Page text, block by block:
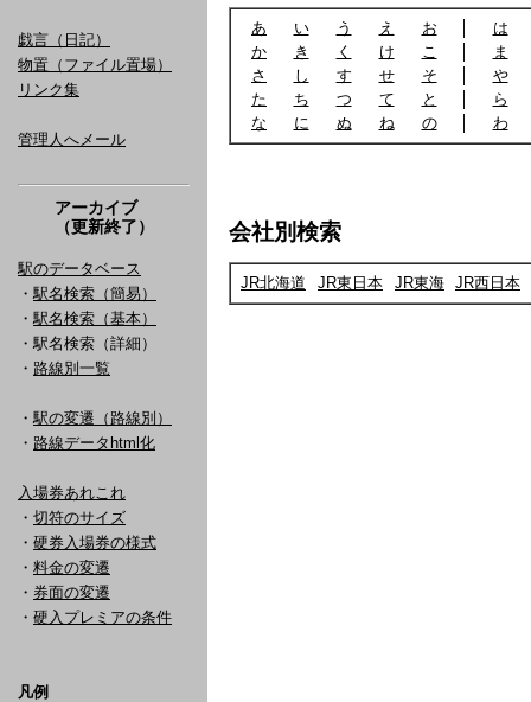
戯言（日記）
物置（ファイル置場）
リンク集
管理人へメール
アーカイブ
（更新終了）
駅のデータベース
・ 駅名検索（簡易）
・ 駅名検索（基本）
・駅名検索（詳細）
・ 路線別一覧
・ 駅の変遷（路線別）
・ 路線データhtml化
入場券あれこれ
・ 切符のサイズ
・ 硬券入場券の様式
・ 料金の変遷
・ 券面の変遷
・ 硬入プレミアの条件
凡例
あ い う え お
は
か
き く け こ
ま
さ
し す せ そ
や
た
ち つ て と
ら
な
に ぬ ね の わ
会社別検索
JR北海道 JR東日本 JR東海 JR西日本